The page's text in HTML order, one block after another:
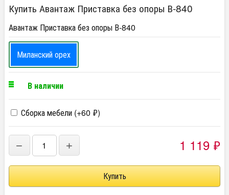
Купить Авантаж Приставка без опоры В-840
Авантаж Приставка без опоры В-840
Миланский орех
В наличии
Сборка мебели (+60 ₽)
− + 1 119 ₽